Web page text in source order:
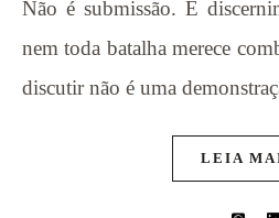
Não é submissão. É
nem toda batalha merece
discutir não é uma
LEIA